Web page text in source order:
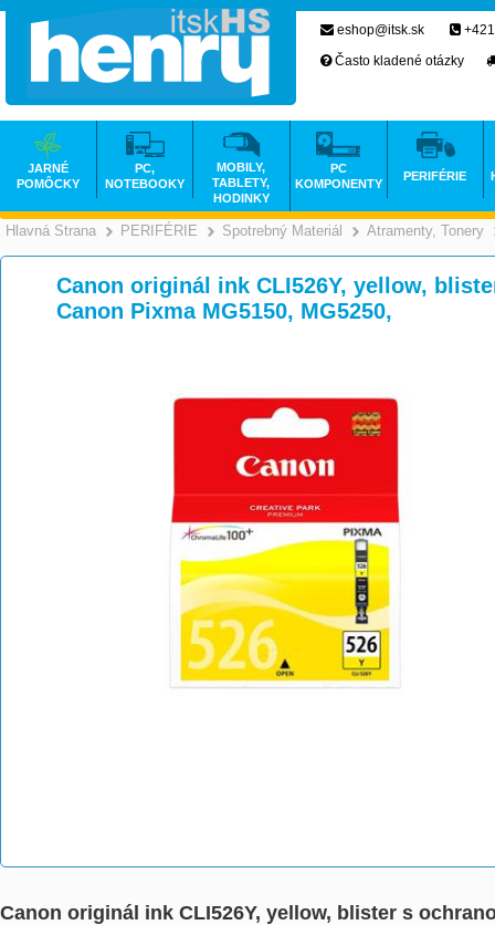
Hlavná Strana >
PERIFÉRIE >
Spotrebný Materiál >
Atramenty, Tonery
Canon originál ink CLI526Y, yellow,
Canon Pixma MG5150, MG5250,
Canon originál ink CLI526Y, yellow, blister s
eshop@itsk.sk
Často kladené otázky
JARNÉ
POMÔCKY
PC,
NOTEBOOKY
MOBILY,
TABLETY,
HODINKY
PC
KOMPONENTY
PERIFÉRIE